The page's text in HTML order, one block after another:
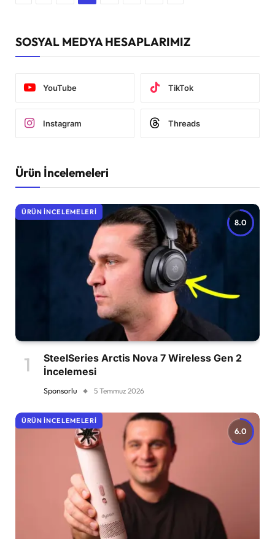
SOSYAL MEDYA HESAPLARIMIZ
YouTube TikTok
Instagram Threads
Ürün İncelemeleri
8.0
ÜRÜN İNCELEMELERI
SteelSeries Arctis Nova 7 Wireless Gen 2
İncelemesi
Sponsorlu 5 Temmuz 2026
6.0
ÜRÜN İNCELEMELERI